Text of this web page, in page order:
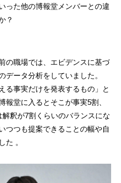
った他の博報堂メンバーとの違
？
の職場では、エビデンスに基づ
データ分析をしていました。
る事実だけを発表するもの」と
報堂に入るとそこが事実5割、
釈が7割くらいのバランスにな
つつも提案できることの幅や自
た 。